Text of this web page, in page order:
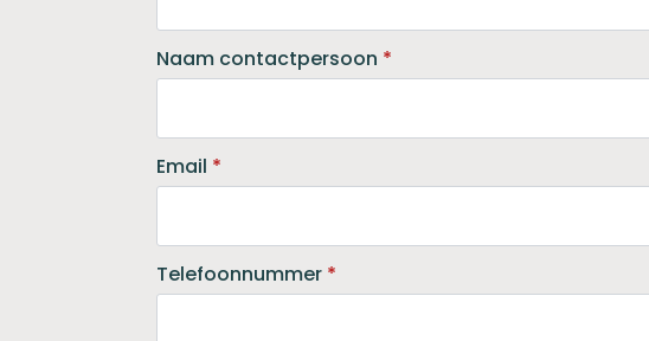
Naam contactpersoon *
Email *
Telefoonnummer *